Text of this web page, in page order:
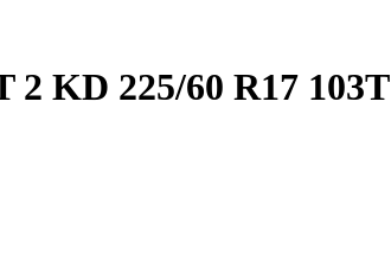
KD 225/60 R17 103T